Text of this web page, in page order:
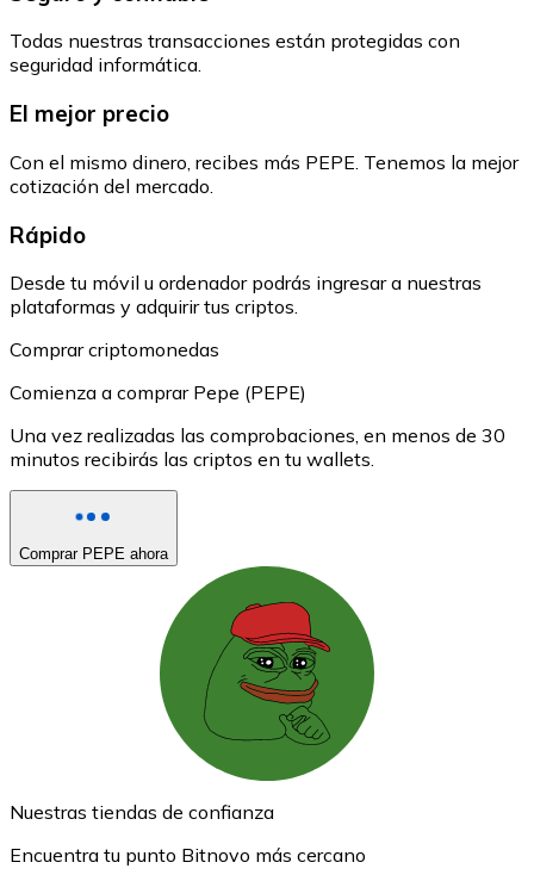
Todas nuestras transacciones están protegidas con
seguridad informática.
El mejor precio
Con el mismo dinero, recibes más PEPE. Tenemos la mejor
cotización del mercado.
Rápido
Desde tu móvil u ordenador podrás ingresar a nuestras
plataformas y adquirir tus criptos.
Comprar criptomonedas
Comienza a comprar Pepe (PEPE)
Una vez realizadas las comprobaciones, en menos de 30
minutos recibirás las criptos en tu wallets.
Comprar PEPE ahora
Nuestras tiendas de confianza
Encuentra tu punto Bitnovo más cercano